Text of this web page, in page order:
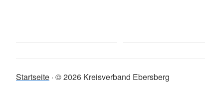
Startseite © 2026 Kreisverband Ebersberg